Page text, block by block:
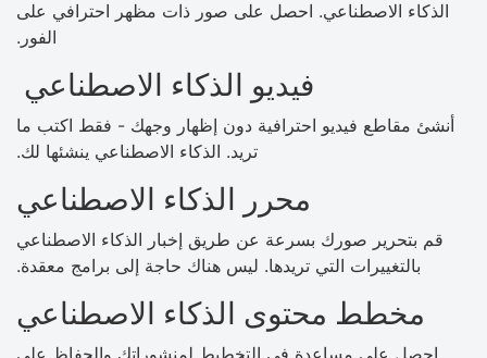
الذكاء الاصطناعي. احصل على صور ذات مظهر احترافي على
الفور.
فيديو الذكاء الاصطناعي
أنشئ مقاطع فيديو احترافية دون إظهار وجهك - فقط اكتب ما
تريد. الذكاء الاصطناعي ينشئها لك.
محرر الذكاء الاصطناعي
قم بتحرير صورك بسرعة عن طريق إخبار الذكاء الاصطناعي
بالتغييرات التي تريدها. ليس هناك حاجة إلى برامج معقدة.
مخطط محتوى الذكاء الاصطناعي
احصل على مساعدة في التخطيط لمنشوراتك والحفاظ على